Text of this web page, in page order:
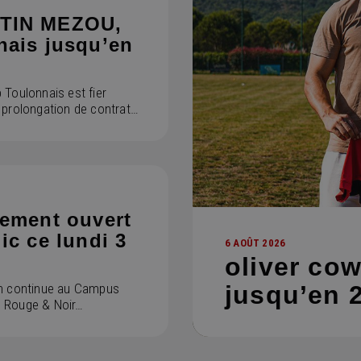
6 AOÛT 2026
oliver
jusqu’en
MEZOU,
jusqu’en
Toulonnais est fier
de contrat…
ouvert
ce lundi 3
continue au Campus
& Noir…